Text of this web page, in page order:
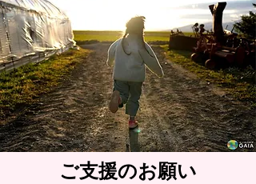
ご支援のお願い